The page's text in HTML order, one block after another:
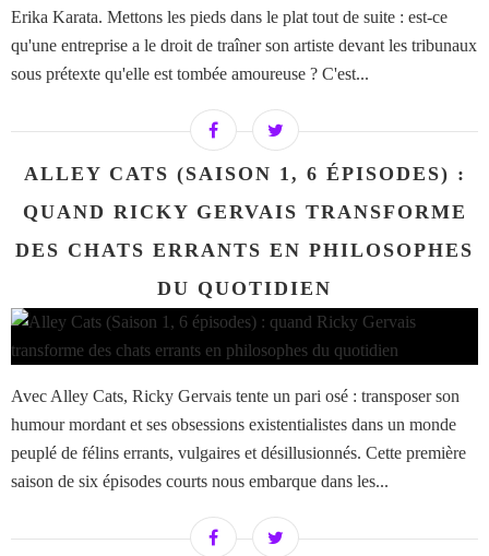
Erika Karata. Mettons les pieds dans le plat tout de suite : est-ce
qu'une entreprise a le droit de traîner son artiste devant les tribunaux
sous prétexte qu'elle est tombée amoureuse ? C'est...
ALLEY CATS (SAISON 1, 6 ÉPISODES) :
QUAND RICKY GERVAIS TRANSFORME
DES CHATS ERRANTS EN PHILOSOPHES
DU QUOTIDIEN
Avec Alley Cats, Ricky Gervais tente un pari osé : transposer son
humour mordant et ses obsessions existentialistes dans un monde
peuplé de félins errants, vulgaires et désillusionnés. Cette première
saison de six épisodes courts nous embarque dans les...